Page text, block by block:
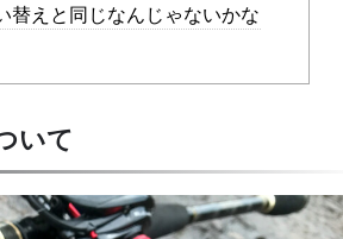
替えと同じなんじゃないかな
いて